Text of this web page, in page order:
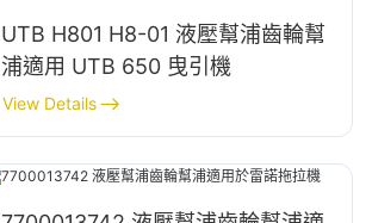
UTB H801 H8-01 液壓幫浦齒輪幫
浦適用 UTB 650 曳引機
View Details